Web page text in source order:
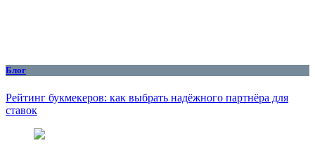
Блог
Рейтинг букмекеров: как выбрать надёжного партнёра для
ставок